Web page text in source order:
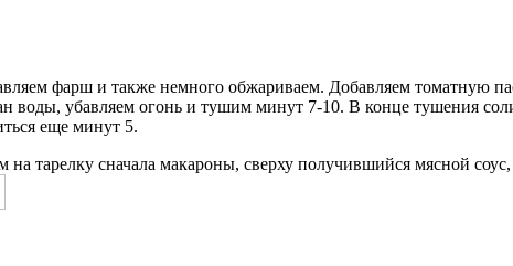
фарш и также немного обжариваем. Добавляем томатную
воды, убавляем огонь и тушим минут 7-10. В конце тушения
еще минут 5.
тарелку сначала макароны, сверху получившийся мясной